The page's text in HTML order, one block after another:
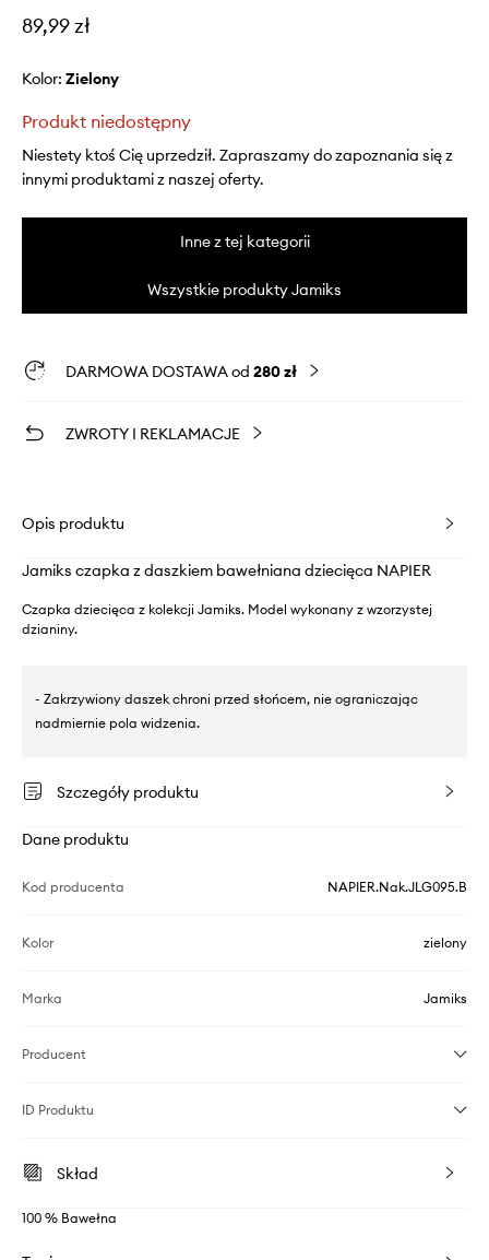
89,99 zł
Kolor: zielony
Produkt niedostępny
Niestety ktoś Cię uprzedził. Zapraszamy do zapoznania się z
innymi produktami z naszej oferty.
Inne z tej kategorii
Wszystkie produkty Jamiks
DARMOWA DOSTAWA od 280 zł
ZWROTY I REKLAMACJE
Opis produktu
Jamiks czapka z daszkiem bawełniana dziecięca NAPIER
Czapka dziecięca z kolekcji Jamiks. Model wykonany z wzorzystej
dzianiny.
- Zakrzywiony daszek chroni przed słońcem, nie ograniczając
nadmiernie pola widzenia.
Szczegóły produktu
Dane produktu
Kod producenta NAPIER.Nak.JLG095.B
Kolor zielony
Marka Jamiks
Producent
ID Produktu
Skład
100 % Bawełna